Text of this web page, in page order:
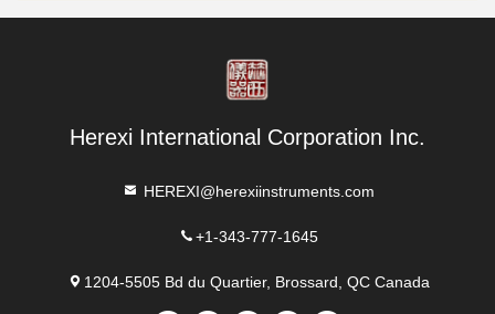
Herexi International Corporation Inc.
HEREXI@herexiinstruments.com
+1-343-777-1645
1204-5505 Bd du Quartier, Brossard, QC Canada